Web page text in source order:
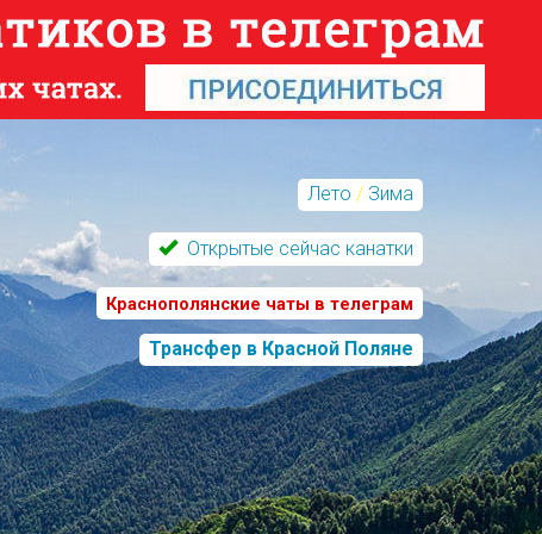
Лето / Зима
Открытые сейчас канатки
Краснополянские чаты в телеграм
Трансфер в Красной Поляне